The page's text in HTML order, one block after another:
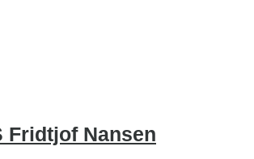
Fridtjof Nansen